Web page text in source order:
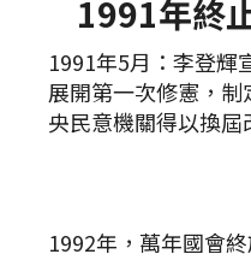
1991年終
1991年5月：李登輝
展開第一次修憲，
央民意機關得以換屆
1992年，萬年國會